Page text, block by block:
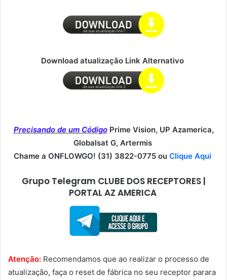
Download atualização Link Alternativo
Precisando de um Código Prime Vision, UP Azamerica,
Globalsat G, Artermis
Chame a ONFLOWGO! (31) 3822-0775 ou Clique Aqui
Grupo Telegram CLUBE DOS RECEPTORES |
PORTAL AZ AMERICA
Atenção: Recomendamos que ao realizar o processo de
atualização, faça o reset de fábrica no seu receptor parara